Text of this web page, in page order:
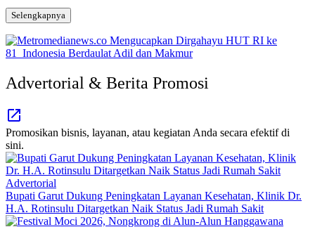
Selengkapnya
Advertorial & Berita Promosi
Promosikan bisnis, layanan, atau kegiatan Anda secara efektif di
sini.
Advertorial
Bupati Garut Dukung Peningkatan Layanan Kesehatan, Klinik Dr.
H.A. Rotinsulu Ditargetkan Naik Status Jadi Rumah Sakit